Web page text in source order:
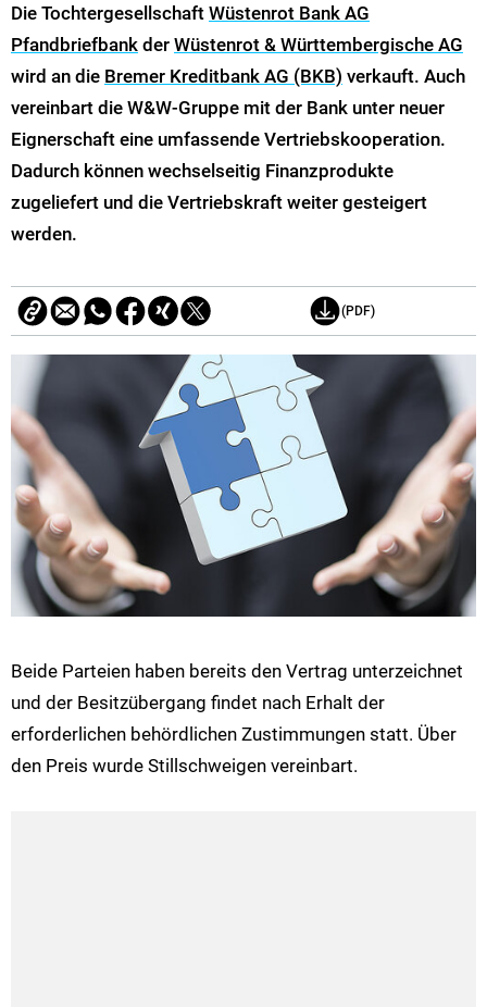
Die Tochtergesellschaft Wüstenrot Bank AG
Pfandbriefbank der Wüstenrot & Württembergische AG
wird an die Bremer Kreditbank AG (BKB) verkauft. Auch
vereinbart die W&W-Gruppe mit der Bank unter neuer
Eignerschaft eine umfassende Vertriebskooperation.
Dadurch können wechselseitig Finanzprodukte
zugeliefert und die Vertriebskraft weiter gesteigert
werden.
(PDF)
Beide Parteien haben bereits den Vertrag unterzeichnet
und der Besitzübergang findet nach Erhalt der
erforderlichen behördlichen Zustimmungen statt. Über
den Preis wurde Stillschweigen vereinbart.